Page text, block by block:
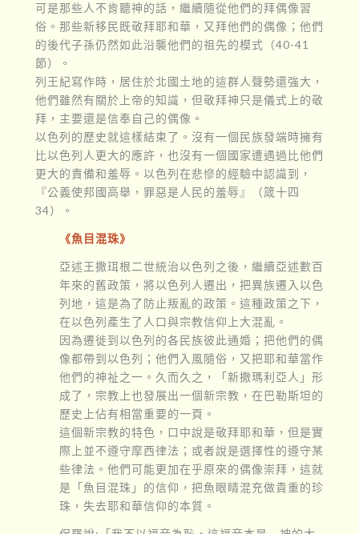
可是那些人不肯聽神的話，繼續隨從他們的拜偶像習
俗。那些新移民既敬拜耶和華，又拜他們的偶像；他們
的後代子孫仍然如此沿襲他們的祖先的模式（40-41
節）。
列王紀寫作時，居住於北國土地的這群人聲勢還強大，
他們雖然有關於上帝的知識，但敬拜神只是儀式上的敬
拜，主要還是信奉自己的偶像。
以色列的歷史就這樣結束了。沒有一個民族發端時擁有
比以色列人更大的應許，也沒有一個國家遭遇過比他們
更大的責備和羞辱。以色列在悲慘的經驗中認識到，
『公義使邦國高舉，罪惡是人民的羞辱』（箴十四
34）。
《魚目混珠》
亞述王撒珥根二世統治以色列之後，繼續亞述數百
年來的舊政策，將以色列人遷出，把異族遷入以色
列地，這是為了防止叛亂的政策。這種政策之下，
在以色列產生了人口與宗教信仰上大混亂。
因為遷徙到以色列的各民族彼此通婚；把他們的偶
像都帶到以色列；他們入風隨俗，又把耶和華當作
他們的神祉之一。久而久之，「新撒瑪利亞人」形
成了，宗教上也發展出一個新宗教，在巴勒斯坦的
歷史上佔有相當重要的一頁。
這個新宗教的特色，口中說是敬拜耶和華，但是實
際上並不遵守摩西律法；或者說是選擇性的遵守某
些律法。他們可能更加在乎原來的偶像崇拜，這就
是「魚目混珠」的信仰，把魚眼睛混充做貴重的珍
珠，失去耶和華信仰的本質。